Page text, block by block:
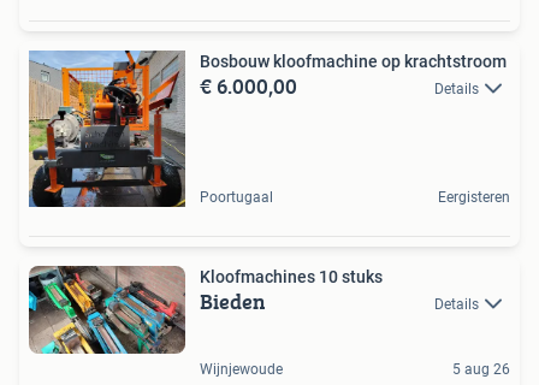
Bosbouw kloofmachine op krachtstroom
€ 6.000,00 Details
Poortugaal Eergisteren
Kloofmachines 10 stuks
Bieden Details
Wijnjewoude 5 aug 26